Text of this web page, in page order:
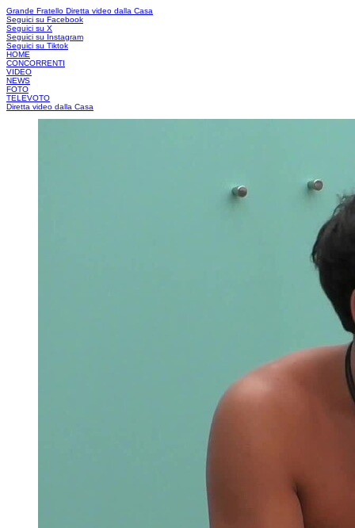
Grande Fratello Diretta video dalla Casa
Seguici su Facebook
Seguici su X
Seguici su Instagram
Seguici su Tiktok
HOME
CONCORRENTI
VIDEO
NEWS
FOTO
TELEVOTO
Diretta video dalla Casa